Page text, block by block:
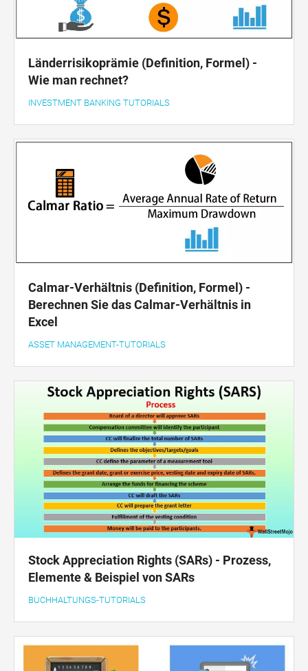
Länderrisikoprämie (Definition, Formel) -
Wie man rechnet?
INVESTMENT BANKING TUTORIALS
Calmar-Verhältnis (Definition, Formel) -
Berechnen Sie das Calmar-Verhältnis in
Excel
ASSET MANAGEMENT-TUTORIALS
Stock Appreciation Rights (SARs) - Prozess,
Elemente & Beispiel von SARs
BUCHHALTUNGS-TUTORIALS